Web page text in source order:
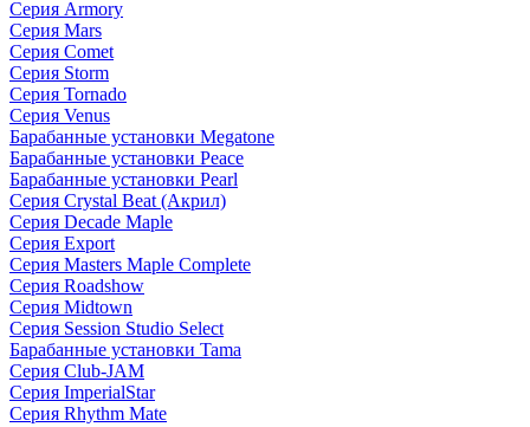
Серия Armory
Серия Mars
Серия Comet
Серия Storm
Серия Tornado
Серия Venus
Барабанные установки Megatone
Барабанные установки Peace
Барабанные установки Pearl
Серия Crystal Beat (Акрил)
Серия Decade Maple
Серия Export
Серия Masters Maple Complete
Серия Roadshow
Серия Midtown
Серия Session Studio Select
Барабанные установки Tama
Серия Club-JAM
Серия ImperialStar
Серия Rhythm Mate